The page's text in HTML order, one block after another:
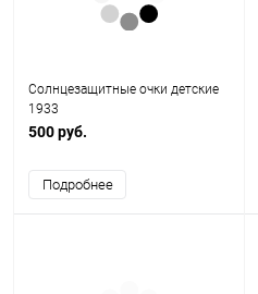
Солнцезащитные очки детские
1933
500 руб.
Подробнее